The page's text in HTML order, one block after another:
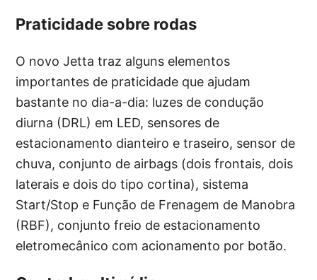
Praticidade sobre rodas
O novo Jetta traz alguns elementos
importantes de praticidade que ajudam
bastante no dia-a-dia: luzes de condução
diurna (DRL) em LED, sensores de
estacionamento dianteiro e traseiro, sensor de
chuva, conjunto de airbags (dois frontais, dois
laterais e dois do tipo cortina), sistema
Start/Stop e Função de Frenagem de Manobra
(RBF), conjunto freio de estacionamento
eletromecânico com acionamento por botão.